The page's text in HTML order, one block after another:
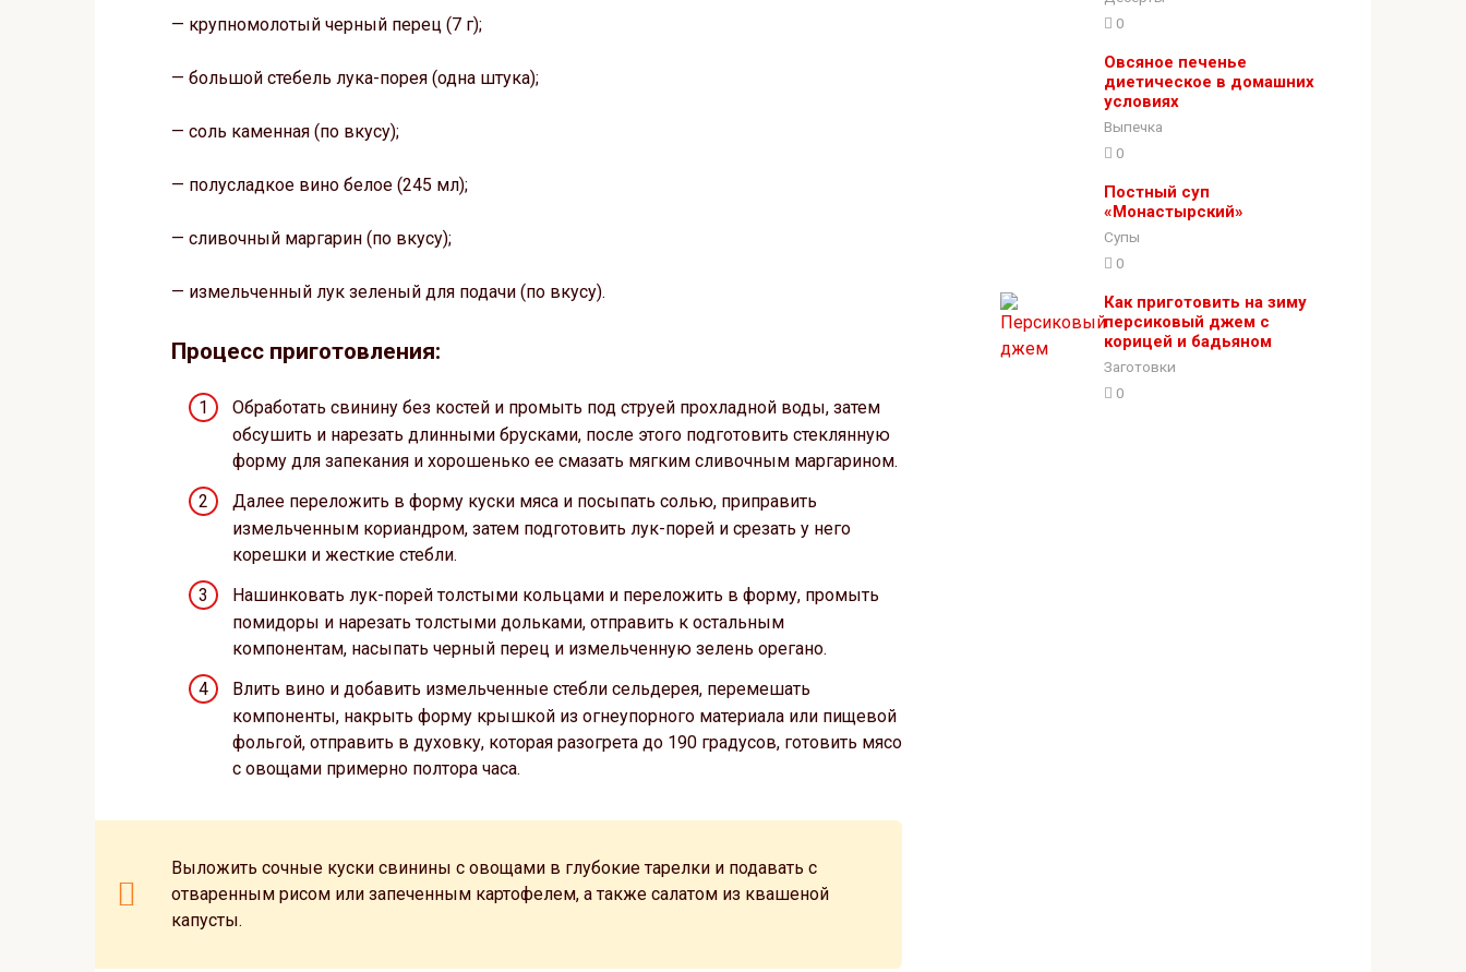
— крупномолотый черный перец (7 г);
— большой стебель лука-порея (одна штука);
— соль каменная (по вкусу);
— полусладкое вино белое (245 мл);
— сливочный маргарин (по вкусу);
— измельченный лук зеленый для подачи (по вкусу).
Процесс приготовления:
Обработать свинину без костей и промыть под струей прохладной воды, затем
обсушить и нарезать длинными брусками, после этого подготовить стеклянную
форму для запекания и хорошенько ее смазать мягким сливочным маргарином.
Далее переложить в форму куски мяса и посыпать солью, приправить
измельченным кориандром, затем подготовить лук-порей и срезать у него
корешки и жесткие стебли.
Нашинковать лук-порей толстыми кольцами и переложить в форму, промыть
помидоры и нарезать толстыми дольками, отправить к остальным
компонентам, насыпать черный перец и измельченную зелень орегано.
Влить вино и добавить измельченные стебли сельдерея, перемешать
компоненты, накрыть форму крышкой из огнеупорного материала или пищевой
фольгой, отправить в духовку, которая разогрета до 190 градусов, готовить мясо
с овощами примерно полтора часа.
Выложить сочные куски свинины с овощами в глубокие тарелки и подавать с
отваренным рисом или запеченным картофелем, а также салатом из квашеной
капусты.
0
Овсяное печенье
диетическое в домашних
условиях
Выпечка
0
Постный суп
«Монастырский»
Супы
0
Как приготовить на зиму
персиковый джем с
корицей и бадьяном
Заготовки
0